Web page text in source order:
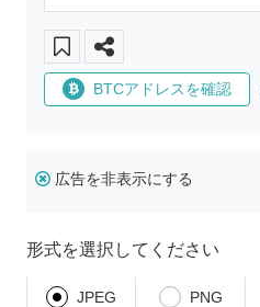
BTCアドレスを確認
広告を非表示にする
形式を選択してください
JPEG PNG